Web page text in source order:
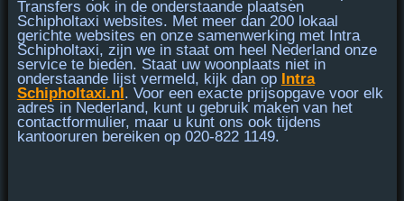
Transfers ook in de onderstaande plaatsen
Schipholtaxi websites. Met meer dan 200 lokaal
gerichte websites en onze samenwerking met Intra
Schipholtaxi, zijn we in staat om heel Nederland onze
service te bieden. Staat uw woonplaats niet in
onderstaande lijst vermeld, kijk dan op Intra
Schipholtaxi.nl. Voor een exacte prijsopgave voor elk
adres in Nederland, kunt u gebruik maken van het
contactformulier, maar u kunt ons ook tijdens
kantooruren bereiken op 020-822 1149.